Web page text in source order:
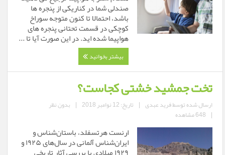
صندلی شما در کناریکی از پنجره ها
باشد، احتمالا تا کنون متوجه سوراخ
کوچکی در قسمت تحتانی پنجره های
هواپیما شده اید. در این صورت آیا تا ...
بیشتر بخوانید
تخت جمشید خشتی کجاست؟
ارسال شده توسطفرید عبدی | تاریخ: 12 نوامبر 2018 | بدون نظر
| 648 مشاهده
ارنست هرتسفلد، باستان‌شناس و
ایران‌شناس آلمانی در سال‌های ۱۹۲۵ و